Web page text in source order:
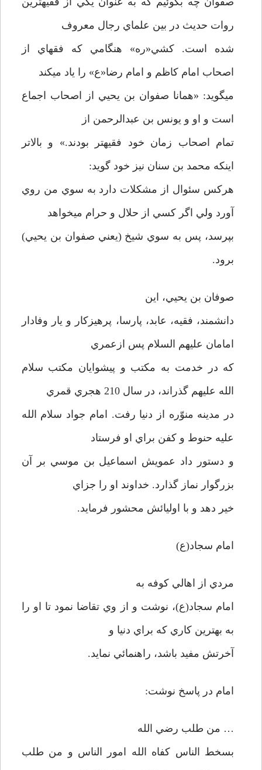
روات حديث در بين علماي رجال معروف
شده است. كشي«ره» هنگامي كه فقهاي از
اصحاب امام كاظم و امام رضا«ع» را ياد مي­كند
مي­گويد: «همانا صفوان بن يحيي از اصحاب اجماع
است و او و يونس بن عبدالرحمن از
تمام اصحاب زمان خود فقيه­تر بودند.» و بالاتر
اينكه محمد بن سنان نيز خود گويد:
هركس سئوال از مشكلات دارد به سوي من روي
آورد ولي اگر كسي از حلال و حرام مي­خواهد
بپرسد، پس به سوي شيخ (يعني صفوان بن يحيي)
برود.
صوفان بن يحيي، اين
دانشمند، فقيه، عابد، پارسا، پرهيزكار و يار وفادار
امامان عليهم السلام پس ازعمري
كه در خدمت به مكتب و پيشوايان مكتب سلام
الله عليهم گذراند، در سال 210 هجري قمري
در مدينه منوّره از دنيا رفت. امام جواد سلام الله
عليه حنوط و كفن براي او فرستاد
و دستور داد عمويش اسماعيل بن موسي بر آن
بزرگوار نماز گذارد. خداوند او را جزاي
خير دهد و با اوليائش محشور فرمايد.
امام سجاد(ع)
مردي از اهالي كوفه به
امام سجاد(ع)،‌ نوشت و از وي تقاضا نمود تا او را
به بهترين كاري كه براي دنيا و
آخرتش مفيد باشد، راهنمائي نمايد.
امام در پاسخ نوشت:
… من طلب رضي الله
بسخط الناس كفاه الله امور الناس و من طلب